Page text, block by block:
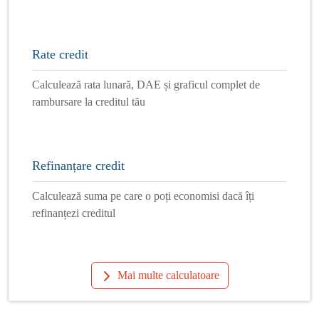
Rate credit
Calculează rata lunară, DAE și graficul complet de
rambursare la creditul tău
Refinanțare credit
Calculează suma pe care o poți economisi dacă îți
refinanțezi creditul
Mai multe calculatoare